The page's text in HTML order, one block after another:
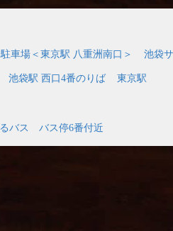
車場＜東京駅 八重洲南口＞ 池袋
池袋駅 西口4番のりば 東京駅
バス バス停6番付近